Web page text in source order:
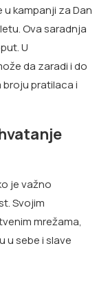
kampanji za Dan
Ova saradnja
U
da zaradi i do
pratilaca i
je važno
Svojim
mrežama,
u sebe i slave